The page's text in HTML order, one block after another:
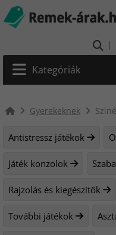
|
Kategóriák
Gyerekeknek
Antistressz játékok
Játék konzolok
Rajzolás és kiegészítők
További játékok